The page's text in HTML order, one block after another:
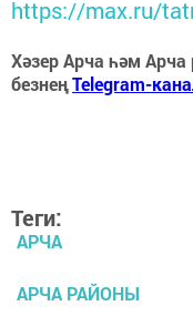
https://max.ru/
Хәзер Арча һәм
безнеңTelegram-
Теги:
АРЧА
АРЧА РАЙОНЫ